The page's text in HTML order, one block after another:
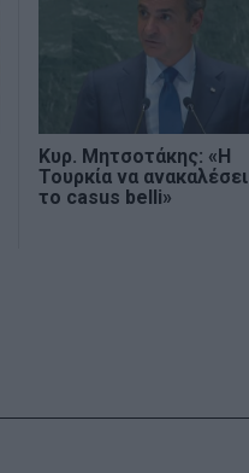
Κυρ. Μητσοτάκης: «Η
Τουρκία να ανακαλέσει
το casus belli»